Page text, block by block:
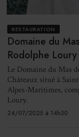
RESTAURATION
Domaine du
Rodolphe Loury
Le Domaine du Mas
Châteaux situé à
Alpes-Maritimes,
Loury.
24/07/2025 à 14h30